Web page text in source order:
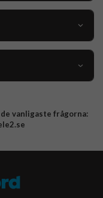
vanligaste frågorna: